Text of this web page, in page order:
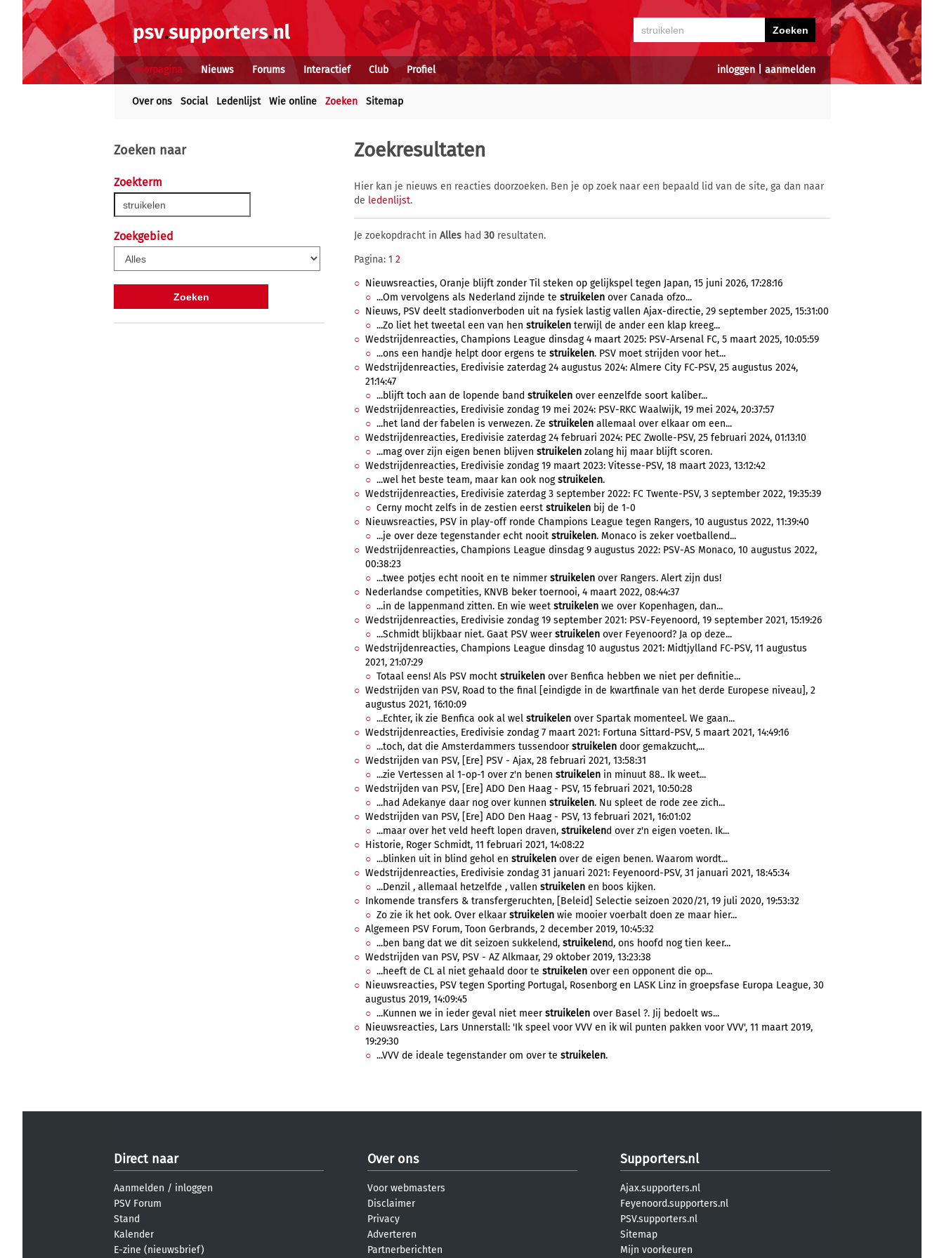
inloggen| aanmelden
Voorpagina Nieuws Forums Interactief Club Profiel
Over ons Social Ledenlijst Wie online Zoeken Sitemap
Zoeken naar
Zoekterm
Zoekgebied
Zoekresultaten
Hier kan je nieuws en reacties doorzoeken. Ben je op zoek naar een bepaald lid van de site, ga dan naar
de ledenlijst.
Je zoekopdracht in Alles had 30 resultaten.
Pagina: 1 2
Nieuwsreacties, Oranje blijft zonder Til steken op gelijkspel tegen Japan, 15 juni 2026, 17:28:16
...Om vervolgens als Nederland zijnde te struikelen over Canada ofzo...
Nieuws, PSV deelt stadionverboden uit na fysiek lastig vallen Ajax-directie, 29 september 2025, 15:31:00
...Zo liet het tweetal een van hen struikelen terwijl de ander een klap kreeg...
Wedstrijdenreacties, Champions League dinsdag 4 maart 2025: PSV-Arsenal FC, 5 maart 2025, 10:05:59
...ons een handje helpt door ergens te struikelen. PSV moet strijden voor het...
Wedstrijdenreacties, Eredivisie zaterdag 24 augustus 2024: Almere City FC-PSV, 25 augustus 2024,
21:14:47
...blijft toch aan de lopende band struikelen over eenzelfde soort kaliber...
Wedstrijdenreacties, Eredivisie zondag 19 mei 2024: PSV-RKC Waalwijk, 19 mei 2024, 20:37:57
...het land der fabelen is verwezen. Ze struikelen allemaal over elkaar om een...
Wedstrijdenreacties, Eredivisie zaterdag 24 februari 2024: PEC Zwolle-PSV, 25 februari 2024, 01:13:10
...mag over zijn eigen benen blijven struikelen zolang hij maar blijft scoren.
Wedstrijdenreacties, Eredivisie zondag 19 maart 2023: Vitesse-PSV, 18 maart 2023, 13:12:42
...wel het beste team, maar kan ook nogstruikelen.
Wedstrijdenreacties, Eredivisie zaterdag 3 september 2022: FC Twente-PSV, 3 september 2022, 19:35:39
Cerny mocht zelfs in de zestien eerst struikelen bij de 1-0
Nieuwsreacties, PSV in play-off ronde Champions League tegen Rangers, 10 augustus 2022, 11:39:40
...je over deze tegenstander echt nooit struikelen. Monaco is zeker voetballend...
Wedstrijdenreacties, Champions League dinsdag 9 augustus 2022: PSV-AS Monaco, 10 augustus 2022,
00:38:23
...twee potjes echt nooit en te nimmerstruikelen over Rangers. Alert zijn dus!
Nederlandse competities, KNVB beker toernooi, 4 maart 2022, 08:44:37
...in de lappenmand zitten. En wie weet struikelen we over Kopenhagen, dan...
Wedstrijdenreacties, Eredivisie zondag 19 september 2021: PSV-Feyenoord, 19 september 2021, 15:19:26
...Schmidt blijkbaar niet. Gaat PSV weerstruikelen over Feyenoord? Ja op deze...
Wedstrijdenreacties, Champions League dinsdag 10 augustus 2021: Midtjylland FC-PSV, 11 augustus
2021, 21:07:29
Totaal eens! Als PSV mocht struikelen over Benfica hebben we niet per definitie...
Wedstrijden van PSV, Road to the final [eindigde in de kwartfinale van het derde Europese niveau], 2
augustus 2021, 16:10:09
...Echter, ik zie Benfica ook al wel struikelen over Spartak momenteel. We gaan...
Wedstrijdenreacties, Eredivisie zondag 7 maart 2021: Fortuna Sittard-PSV, 5 maart 2021, 14:49:16
...toch, dat die Amsterdammers tussendoorstruikelen door gemakzucht,...
Wedstrijden van PSV, [Ere] PSV - Ajax, 28 februari 2021, 13:58:31
...zie Vertessen al 1-op-1 over z'n benen struikelen in minuut 88.. Ik weet...
Wedstrijden van PSV, [Ere] ADO Den Haag - PSV, 15 februari 2021, 10:50:28
...had Adekanye daar nog over kunnen struikelen. Nu spleet de rode zee zich...
Wedstrijden van PSV, [Ere] ADO Den Haag - PSV, 13 februari 2021, 16:01:02
...maar over het veld heeft lopen draven, struikelend over z'n eigen voeten. Ik...
Historie, Roger Schmidt, 11 februari 2021, 14:08:22
...blinken uit in blind gehol en struikelen over de eigen benen. Waarom wordt...
Wedstrijdenreacties, Eredivisie zondag 31 januari 2021: Feyenoord-PSV, 31 januari 2021, 18:45:34
...Denzil , allemaal hetzelfde , vallen struikelen en boos kijken.
Inkomende transfers & transfergeruchten, [Beleid] Selectie seizoen 2020/21, 19 juli 2020, 19:53:32
Zo zie ik het ook. Over elkaarstruikelen wie mooier voerbalt doen ze maar hier...
Algemeen PSV Forum, Toon Gerbrands, 2 december 2019, 10:45:32
...ben bang dat we dit seizoen sukkelend, struikelend, ons hoofd nog tien keer...
Wedstrijden van PSV, PSV - AZ Alkmaar, 29 oktober 2019, 13:23:38
...heeft de CL al niet gehaald door te struikelen over een opponent die op...
Nieuwsreacties, PSV tegen Sporting Portugal, Rosenborg en LASK Linz in groepsfase Europa League, 30
augustus 2019, 14:09:45
...Kunnen we in ieder geval niet meerstruikelen over Basel ?. Jij bedoelt ws...
Nieuwsreacties, Lars Unnerstall: 'Ik speel voor VVV en ik wil punten pakken voor VVV', 11 maart 2019,
19:29:30
...VVV de ideale tegenstander om over te struikelen.
Direct naar
Aanmelden / inloggen
PSV Forum
Stand
Kalender
E-zine (nieuwsbrief)
Over ons
Voor webmasters
Disclaimer
Privacy
Adverteren
Partnerberichten
Supporters.nl
Ajax.supporters.nl
Feyenoord.supporters.nl
PSV.supporters.nl
Sitemap
Mijn voorkeuren